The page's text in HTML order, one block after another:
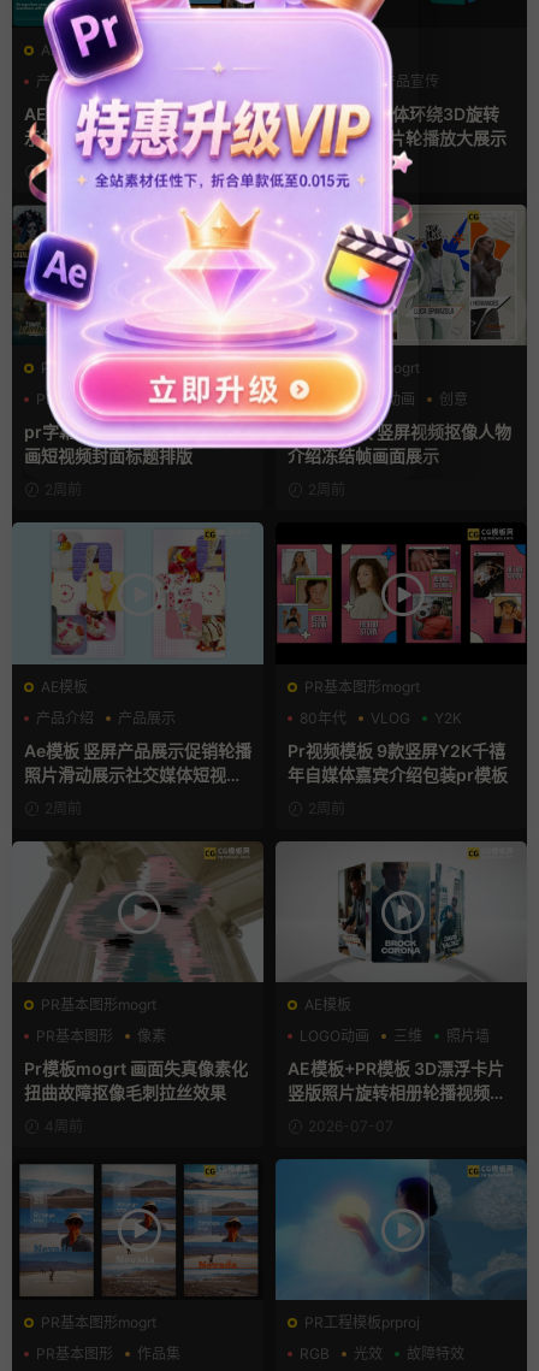
AE模板
产品介绍
产品宣传
产品展示
AE模板 横竖屏多场景图文展
示排版产品宣传视频
4天前
产品宣传
产品展示
AE模板 4款立体环绕3D旋转
幻灯片竖屏照片轮播放大展示
4天前
PR基本图形mogrt
PR字幕模板
VLOG
人物介绍
pr字幕模板 12款竖屏字幕条动
画短视频封面标题排版
2周前
PR基本图形mogrt
人物定格特写动画
创意
动态海报
pr定格模板 竖屏视频抠像人物
介绍冻结帧画面展示
2周前
AE模板
产品介绍
产品展示
卡通模板
Ae模板 竖屏产品展示促销轮播
照片滑动展示社交媒体短视频
片头2周前
PR基本图形mogrt
80年代
VLOG Y2K
Pr视频模板 9款竖屏Y2K千禧
年自媒体嘉宾介绍包装pr模板
2周前
PR基本图形mogrt
PR基本图形
像素
故障特效
Pr模板mogrt 画面失真像素化
扭曲故障抠像毛刺拉丝效果
4周前
AE模板
LOGO动画
三维 照片墙
AE模板+PR模板 3D漂浮卡片
竖版照片旋转相册轮播视频片
2026-07-07
PR基本图形mogrt
PR基本图形
作品集
PR工程模板prproj
RGB
光效 故障特效